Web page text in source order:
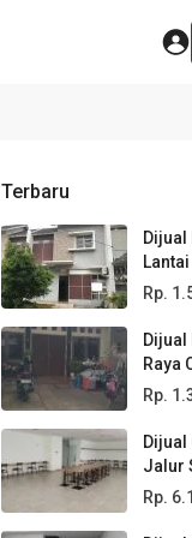
Terbaru
Dijual
Rp.
Dijual
Raya
Rp.
Dijual
Jalur
Rp.